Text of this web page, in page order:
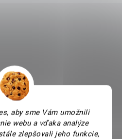
aby sme Vám umožnili
webu a vďaka analýze
zlepšovali jeho funkcie,